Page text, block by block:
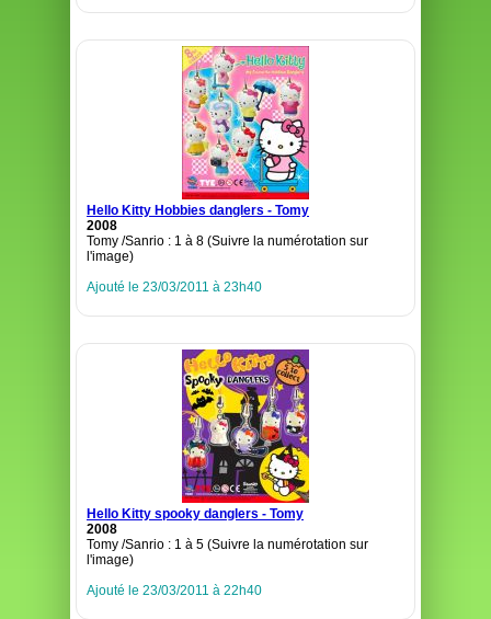
Hello Kitty Hobbies danglers - Tomy
2008
Tomy /Sanrio : 1 à 8 (Suivre la numérotation sur
l'image)
Ajouté le 23/03/2011 à 23h40
Hello Kitty spooky danglers - Tomy
2008
Tomy /Sanrio : 1 à 5 (Suivre la numérotation sur
l'image)
Ajouté le 23/03/2011 à 22h40